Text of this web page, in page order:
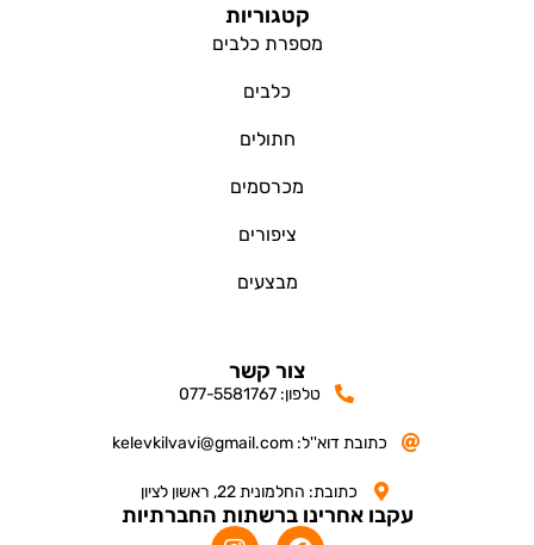
צור קשר
טלפון: 077-5581767
כתובת דוא''ל: kelevkilvavi@gmail.com
כתובת: החלמונית 22, ראשון לציון
עקבו אחרינו ברשתות החברתיות
קטגוריות
מספרת כלבים
כלבים
חתולים
מכרסמים
ציפורים
מבצעים